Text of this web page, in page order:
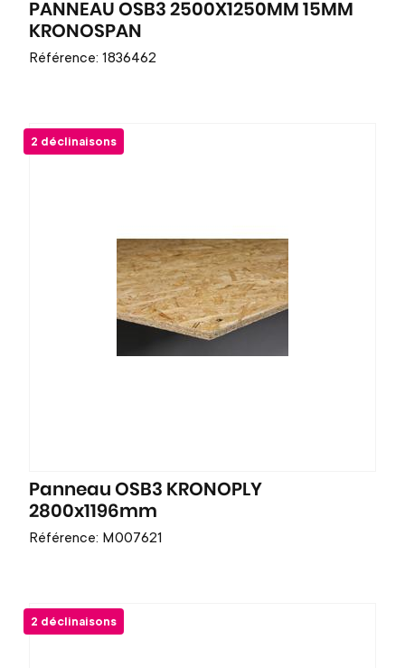
PANNEAU OSB3 2500X1250MM 15MM
KRONOSPAN
Référence: 1836462
2 déclinaisons
Panneau OSB3 KRONOPLY
2800x1196mm
Référence: M007621
2 déclinaisons